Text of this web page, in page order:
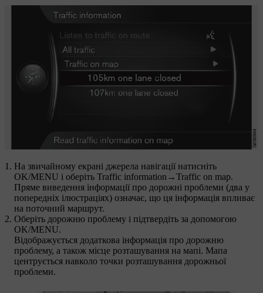
На звичайному екрані джерела навігації натисніть
OK/MENU і оберіть Traffic information →Traffic on map.
Пряме виведення інформації про дорожні проблеми (два у
попередніх ілюстраціях) означає, що ця інформація впливає
на поточний маршрут.
Оберіть дорожню проблему і підтвердіть за допомогою
OK/MENU.
Відображується додаткова інформація про дорожню
проблему, а також місце розташування на мапі. Мапа
центрується навколо точки розташування дорожньої
проблеми.